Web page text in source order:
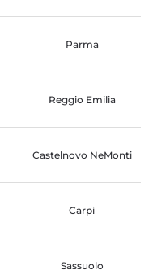
Parma
Reggio Emilia
Castelnovo NeMonti
Carpi
Sassuolo